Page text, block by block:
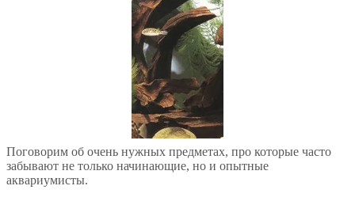
Поговорим об очень нужных предметах, про которые часто
забывают не только начинающие, но и опытные
аквариумисты.